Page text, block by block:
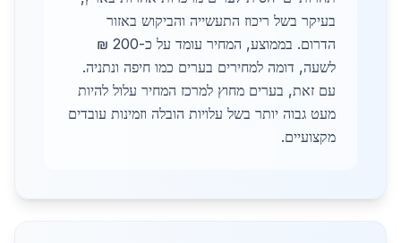
בעיקר בשל ריכוז התעשייה והביקוש באזור
הדרום. בממוצע, המחיר עומד על כ-200 ₪
לשעה, דומה למחירים בערים כמו חיפה ונתניה.
עם זאת, בערים מחוץ למרכז המחיר עלול להיות
מעט גבוה יותר בשל עלויות הובלה וזמינות עובדים
מקצועיים.